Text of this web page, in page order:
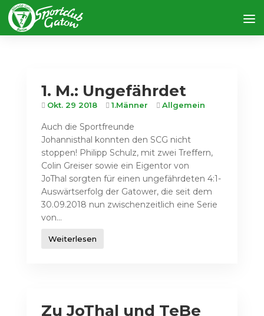
1. M.: Ungefährdet
Okt. 29 2018 1.Männer Allgemein
Auch die Sportfreunde
Johannisthal konnten den SCG nicht
stoppen! Philipp Schulz, mit zwei Treffern,
Colin Greiser sowie ein Eigentor von
JoThal sorgten für einen ungefährdeten 4:1-
Auswärtserfolg der Gatower, die seit dem
30.09.2018 nun zwischenzeitlich eine Serie
von...
Weiterlesen
Zu JoThal und TeBe